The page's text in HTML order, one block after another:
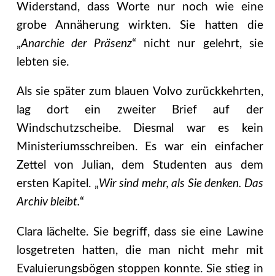
Widerstand, dass Worte nur noch wie eine
grobe Annäherung wirkten. Sie hatten die
„Anarchie der Präsenz“ nicht nur gelehrt, sie
lebten sie.
Als sie später zum blauen Volvo zurückkehrten,
lag dort ein zweiter Brief auf der
Windschutzscheibe. Diesmal war es kein
Ministeriumsschreiben. Es war ein einfacher
Zettel von Julian, dem Studenten aus dem
ersten Kapitel. „Wir sind mehr, als Sie denken. Das
Archiv bleibt.“
Clara lächelte. Sie begriff, dass sie eine Lawine
losgetreten hatten, die man nicht mehr mit
Evaluierungsbögen stoppen konnte. Sie stieg in